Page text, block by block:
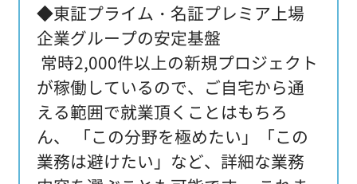
◆東証プライム・名証プレミア上場
企業グループの安定基盤
常時2,000件以上の新規プロジェクト
が稼働しているので、ご自宅から通
える範囲で就業頂くことはもちろ
ん、 「この分野を極めたい」「この
業務は避けたい」など、詳細な業務